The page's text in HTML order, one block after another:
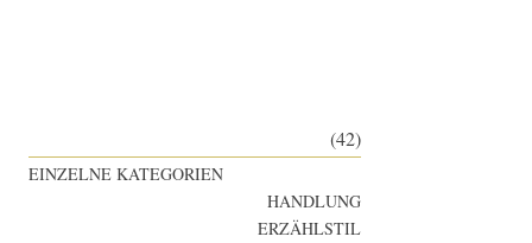
(42)
EINZELNE KATEGORIEN
HANDLUNG
ERZÄHLSTIL